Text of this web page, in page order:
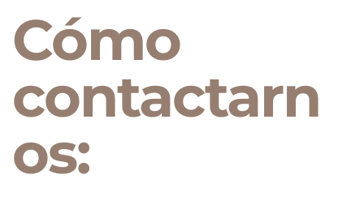
Cómo
contactarn
os:​